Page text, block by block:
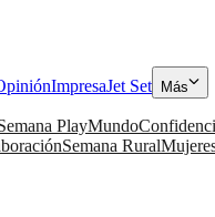
ImpresaJet Set Más
PlayMundo
Semana Rural